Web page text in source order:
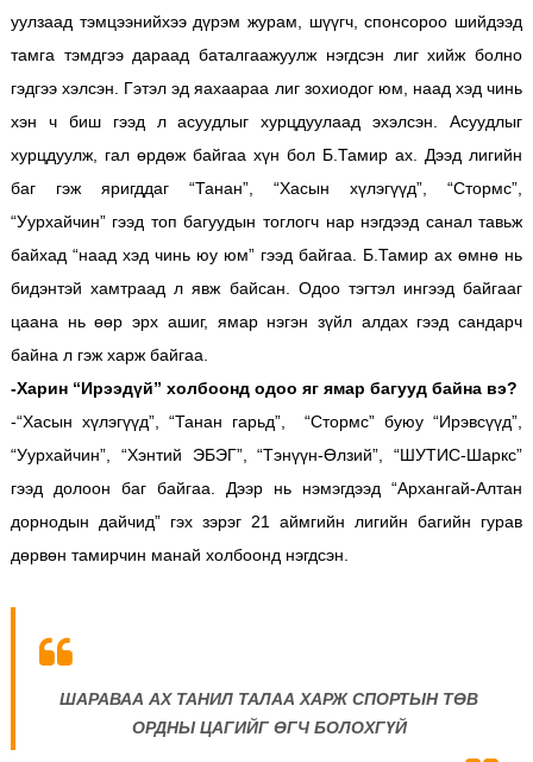
уулзаад тэмцээнийхээ дүрэм журам, шүүгч, спонсороо шийдээд
тамга тэмдгээ дараад баталгаажуулж нэгдсэн лиг хийж болно
гэдгээ хэлсэн. Гэтэл эд яахаараа лиг зохиодог юм, наад хэд чинь
хэн ч биш гээд л асуудлыг хурцдуулаад эхэлсэн. Асуудлыг
хурцдуулж, гал өрдөж байгаа хүн бол Б.Тамир ах. Дээд лигийн
баг гэж яригддаг “Танан”, “Хасын хүлэгүүд”, “Стормс”,
“Уурхайчин” гээд топ багуудын тоглогч нар нэгдээд санал тавьж
байхад “наад хэд чинь юу юм” гээд байгаа. Б.Тамир ах өмнө нь
бидэнтэй хамтраад л явж байсан. Одоо тэгтэл ингээд байгааг
цаана нь өөр эрх ашиг, ямар нэгэн зүйл алдах гээд сандарч
байна л гэж харж байгаа.
-Харин “Ирээдүй” холбоонд одоо яг ямар багууд байна вэ?
-“Хасын хүлэгүүд”, “Танан гарьд”, “Стормс” буюу “Ирэвсүүд”,
“Уурхайчин”, “Хэнтий ЭБЭГ”, “Тэнүүн-Өлзий”, “ШУТИС-Шаркс”
гээд долоон баг байгаа. Дээр нь нэмэгдээд “Архангай-Алтан
дорнодын дайчид” гэх зэрэг 21 аймгийн лигийн багийн гурав
дөрвөн тамирчин манай холбоонд нэгдсэн.
ШАРАВАА АХ ТАНИЛ ТАЛАА ХАРЖ СПОРТЫН ТӨВ
ОРДНЫ ЦАГИЙГ ӨГЧ БОЛОХГҮЙ